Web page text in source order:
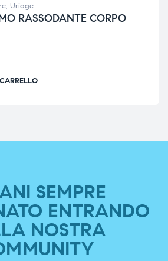
, Uriage
RASSODANTE CORPO
SEMPRE
ENTRANDO
NOSTRA